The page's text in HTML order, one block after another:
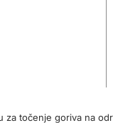
točenje goriva na